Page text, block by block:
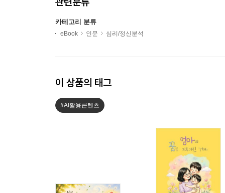
카테고리 분류
eBook 인문 심리/정신분석
이 상품의 태그
#AI활용콘텐츠